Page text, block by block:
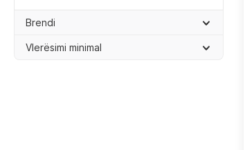
Brendi
Vlerësimi minimal